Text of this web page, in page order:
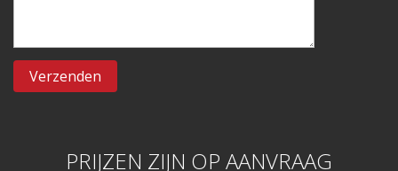
PRIJZEN ZIJN OP AANVRAAG